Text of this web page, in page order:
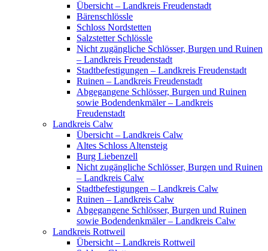
Übersicht – Landkreis Freudenstadt
Bärenschlössle
Schloss Nordstetten
Salzstetter Schlössle
Nicht zugängliche Schlösser, Burgen und Ruinen
– Landkreis Freudenstadt
Stadtbefestigungen – Landkreis Freudenstadt
Ruinen – Landkreis Freudenstadt
Abgegangene Schlösser, Burgen und Ruinen
sowie Bodendenkmäler – Landkreis
Freudenstadt
Landkreis Calw
Übersicht – Landkreis Calw
Altes Schloss Altensteig
Burg Liebenzell
Nicht zugängliche Schlösser, Burgen und Ruinen
– Landkreis Calw
Stadtbefestigungen – Landkreis Calw
Ruinen – Landkreis Calw
Abgegangene Schlösser, Burgen und Ruinen
sowie Bodendenkmäler – Landkreis Calw
Landkreis Rottweil
Übersicht – Landkreis Rottweil